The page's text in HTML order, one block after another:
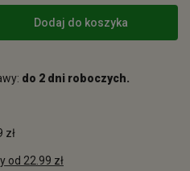
Dodaj do koszyka
do 2 dni roboczych.
zł
od 22.99 zł